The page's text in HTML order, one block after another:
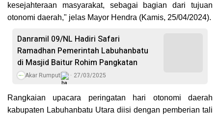
kesejahteraan masyarakat, sebagai bagian dari tujuan
otonomi daerah," jelas Mayor Hendra (Kamis, 25/04/2024).
Danramil 09/NL Hadiri Safari
Ramadhan Pemerintah Labuhanbatu
di Masjid Baitur Rohim Pangkatan
Akar Rumput 27/03/2025
Rangkaian upacara peringatan hari otonomi daerah
kabupaten Labuhanbatu Utara diisi dengan pemberian tali